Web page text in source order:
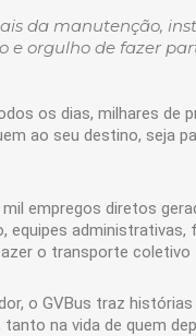
da manutenção,
e orgulho de fazer
os dias, milhares de
ao seu destino, seja
empregos diretos
equipes
o transporte coletivo
o GVBus traz
na vida de quem